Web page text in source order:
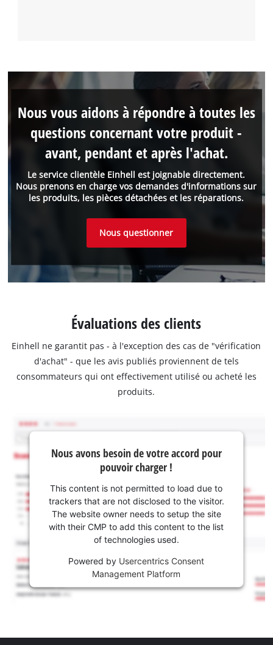
Le service clientèle Einhell est joignable directement.
Nous prenons en charge vos demandes d'informations sur
les produits, les pièces détachées et les réparations.
Nous vous aidons à répondre à toutes les
questions concernant votre produit -
avant, pendant et après l'achat.
Nous questionner
Évaluations des clients
Einhell ne garantit pas - à l'exception des cas de "vérification
d'achat" - que les avis publiés proviennent de tels
consommateurs qui ont effectivement utilisé ou acheté les
produits.
Nous avons besoin de votre accord pour
pouvoir charger !
This content is not permitted to load due to
trackers that are not disclosed to the visitor.
The website owner needs to setup the site
with their CMP to add this content to the list
of technologies used.
Powered by Usercentrics Consent
Management Platform